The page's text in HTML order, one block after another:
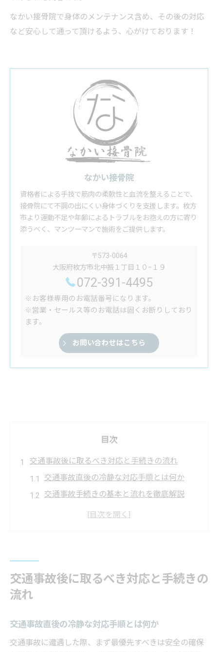
なかい接骨院で身体のメンテナンス含め、その後の対応
など安心して通って頂けるよう、心がけております！
なかい接骨院
資格者による手技で筋肉の柔軟性と血流を整えることで、
接骨院にて不調の出にくい身体づくりを支援します。枚方
市より運動不足や年齢によるトラブルをお抱えの方に寄り
添うべく、マンツーマンで施術をご提供します。
〒573-0064
大阪府枚方市北中振１丁目１０−１９
072-391-4495
※お客様専用のお電話番号になります。
※営業・セールス等のお電話は固くお断りしており
ます。
お問い合わせはこちら
目次
交通事故後に取るべき対応と手続きの流れ
交通事故直後の冷静な対応手順とは何か
交通事故手続きの基本と流れを徹底解説
保険会社や警察との連絡時の注意点
枚方市で交通事故証明書を取得する方法
交通事故証明書の申請方法と必要書類
交通事故証明書取得で困った時の相談先
証明書取得後の交通事故手続き活用法
交通事故後に取るべき対応と手続きの
流れ
交通事故直後の冷静な対応手順とは何か
交通事故に遭遇した際、まず最優先すべきは安全の確保